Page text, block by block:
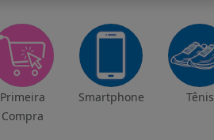
Primeira
Compra
Smartphone Tênis